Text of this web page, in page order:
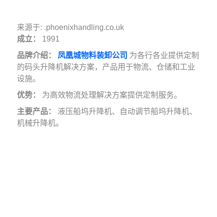
来源于: .phoenixhandling.co.uk
成立： 1991
品牌介绍：
凤凰城物料装卸公司 为各行各业提供定制
的码头升降机解决方案，产品用于物流、仓储和工业
设施。
优势：
为高效物流处理解决方案提供定制服务。
主要产品：
液压船坞升降机、自动调节船坞升降机、
机械升降机。